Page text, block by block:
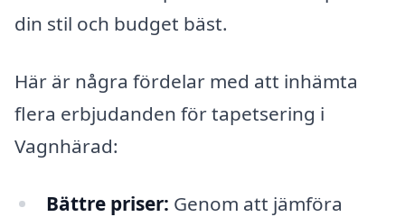
din stil och budget bäst.
Här är några fördelar med att inhämta
flera erbjudanden för tapetsering i
Vagnhärad:
Bättre priser: Genom att jämföra